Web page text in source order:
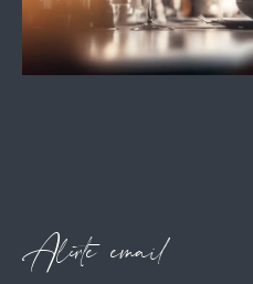
Alerte email